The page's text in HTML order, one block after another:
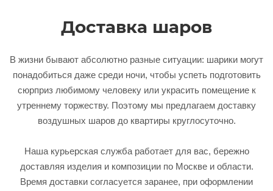
Доставка шаров
В жизни бывают абсолютно разные ситуации: шарики могут
понадобиться даже среди ночи, чтобы успеть подготовить
сюрприз любимому человеку или украсить помещение к
утреннему торжеству. Поэтому мы предлагаем доставку
воздушных шаров до квартиры круглосуточно.
Наша курьерская служба работает для вас, бережно
доставляя изделия и композиции по Москве и области.
Время доставки согласуется заранее, при оформлении